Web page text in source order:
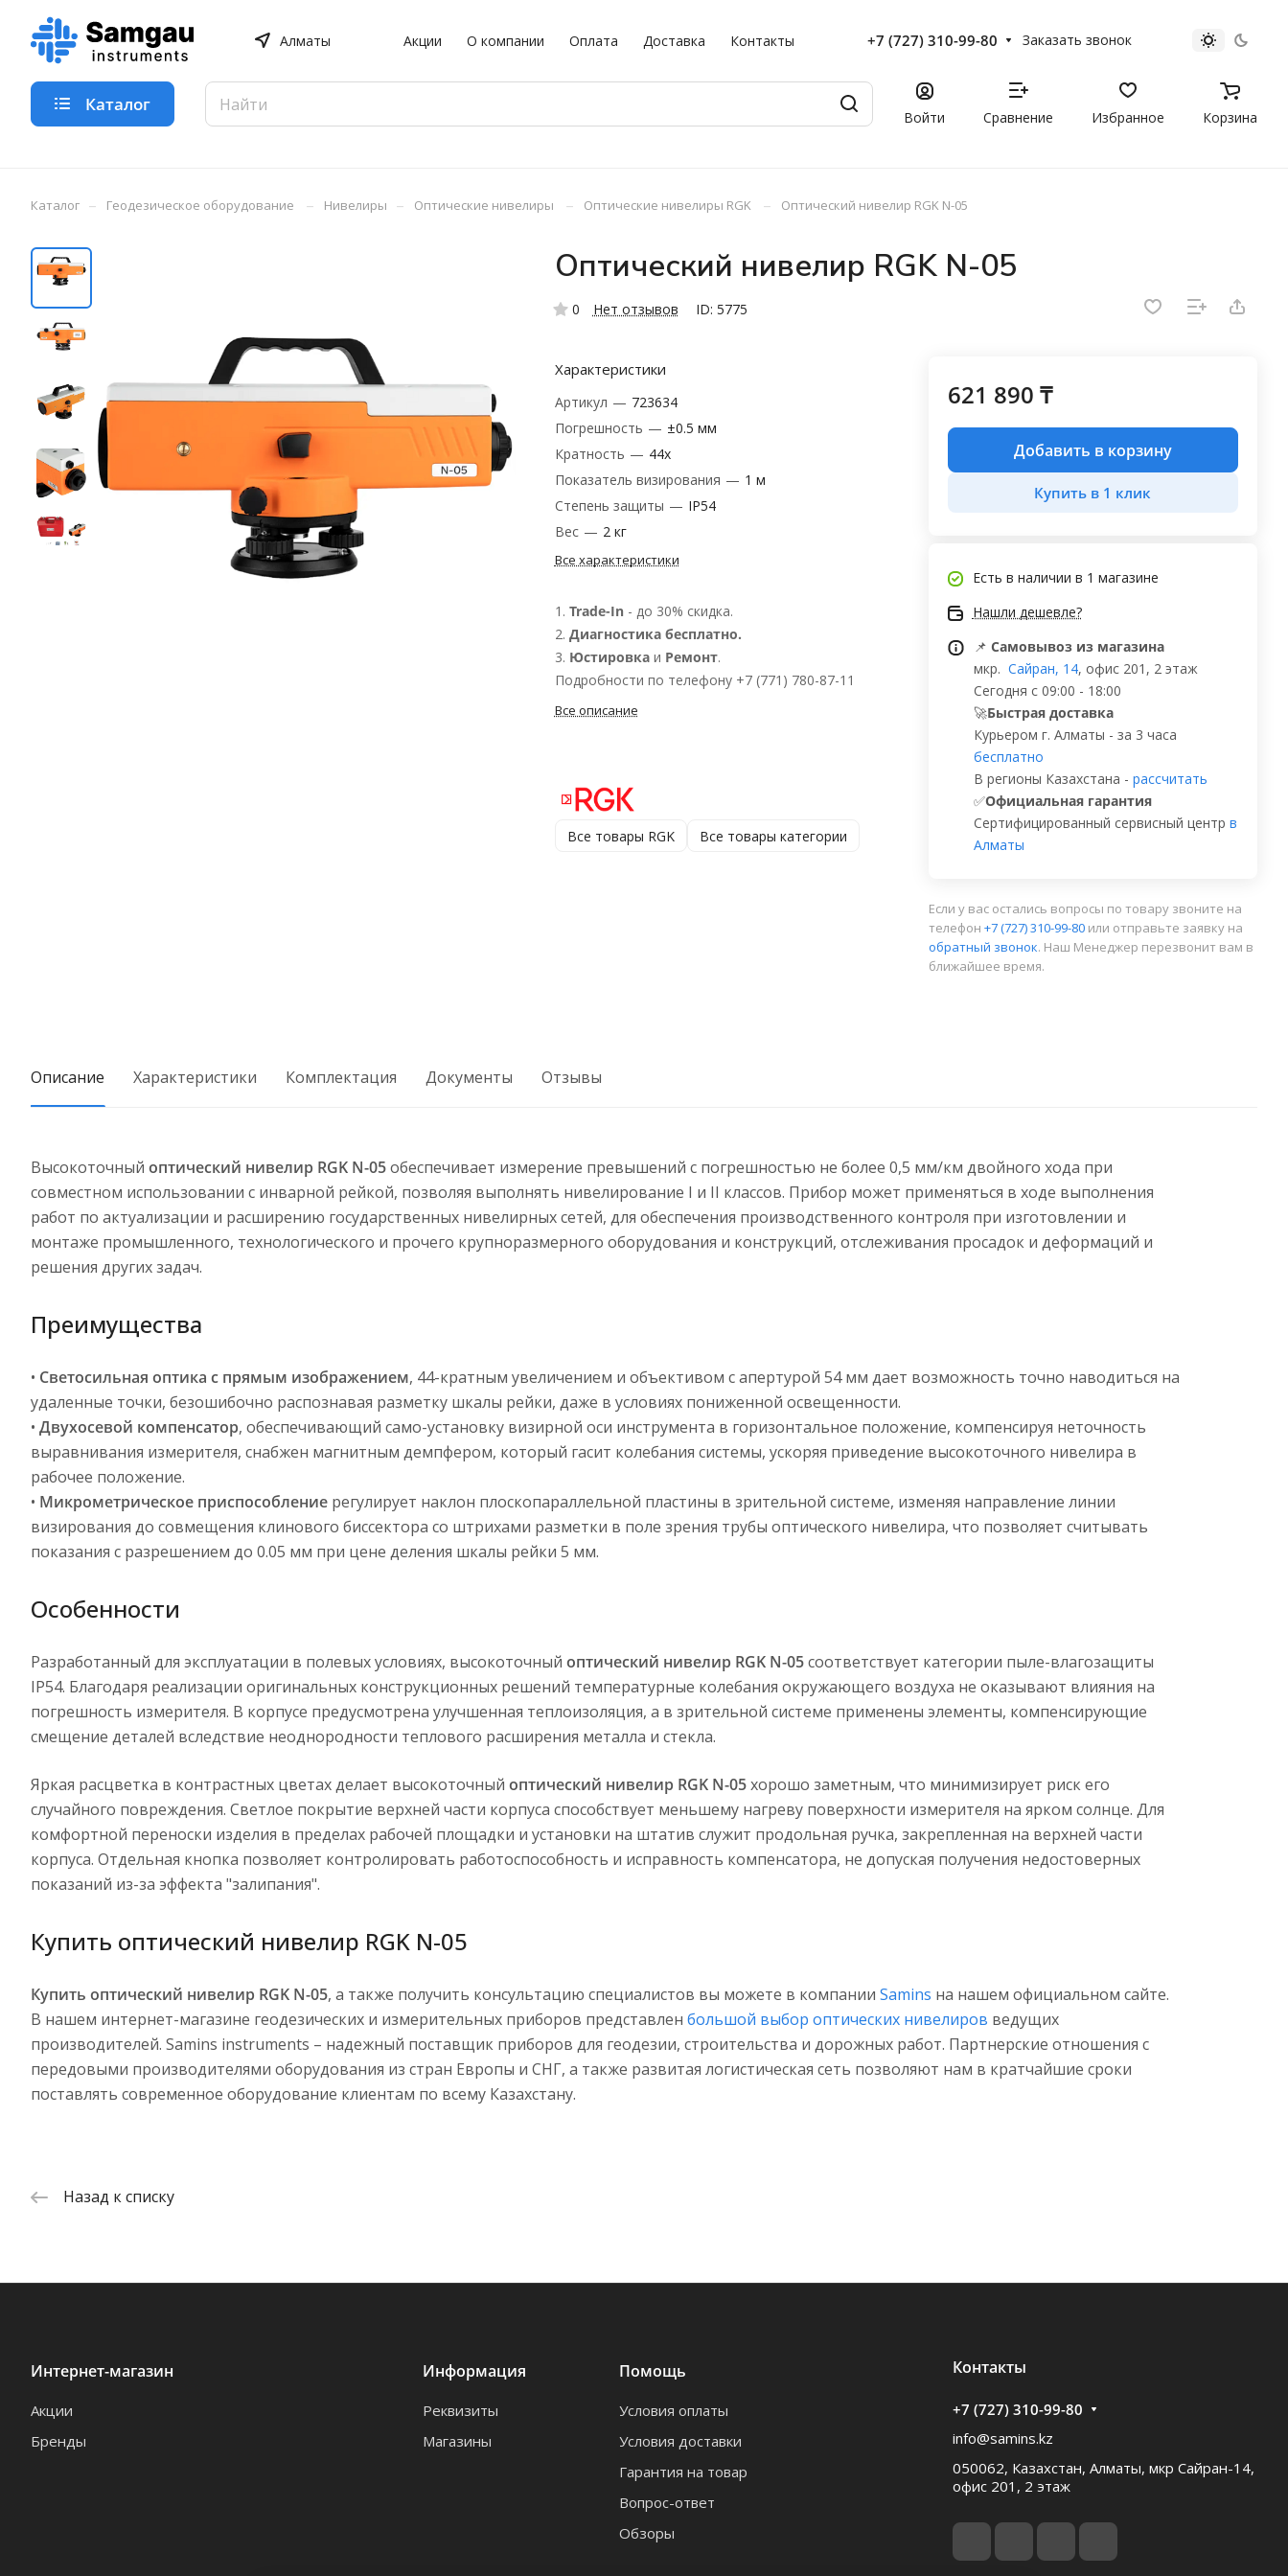
Алматы Акции О компании Оплата Доставка Контакты +7 (727) 310-99-80 Заказать звонок
Каталог
Войти Сравнение Избранное Корзина
Каталог – Геодезическое оборудование – Нивелиры – Оптические нивелиры – Оптические нивелиры RGK – Оптический нивелир RGK N-05
Оптический нивелир RGK N-05
0 Нет отзывов ID: 5775
Характеристики
Артикул — 723634
Погрешность — ±0.5 мм
Кратность — 44x
Показатель визирования — 1 м
Степень защиты — IP54
Вес — 2 кг
Все характеристики
1. Trade-In- до 30% скидка.
2. Диагностика бесплатно.
3. Юстировкаи Ремонт.
Подробности по телефону +7 (771) 780-87-11
Все описание
Все товары RGK Все товары категории
621 890 ₸
Добавить в корзину
Купить в 1 клик
Есть в наличии в 1 магазине
Нашли дешевле?
📌 Самовывоз из магазина
мкр. Сайран, 14, офис 201, 2 этаж
Сегодня с 09:00 - 18:00
🚀Быстрая доставка
Курьером г. Алматы - за 3 часа
бесплатно
В регионы Казахстана - рассчитать
✅Официальная гарантия
Сертифицированный сервисный центр в
Алматы
Если у вас остались вопросы по товару звоните на
телефон +7 (727) 310-99-80или отправьте заявку на
обратный звонок. Наш Менеджер перезвонит вам в
ближайшее время.
Описание Характеристики Комплектация Документы Отзывы
Высокоточный оптический нивелир RGK N-05обеспечивает измерение превышений с погрешностью не более 0,5 мм/км двойного хода при
совместном использовании с инварной рейкой, позволяя выполнять нивелирование I и II классов. Прибор может применяться в ходе выполнения
работ по актуализации и расширению государственных нивелирных сетей, для обеспечения производственного контроля при изготовлении и
монтаже промышленного, технологического и прочего крупноразмерного оборудования и конструкций, отслеживания просадок и деформаций и
решения других задач.
Преимущества
• Светосильная оптика с прямым изображением, 44-кратным увеличением и объективом с апертурой 54 мм дает возможность точно наводиться на
удаленные точки, безошибочно распознавая разметку шкалы рейки, даже в условиях пониженной освещенности.
• Двухосевой компенсатор, обеспечивающий само-установку визирной оси инструмента в горизонтальное положение, компенсируя неточность
выравнивания измерителя, снабжен магнитным демпфером, который гасит колебания системы, ускоряя приведение высокоточного нивелира в
рабочее положение.
• Микрометрическое приспособление регулирует наклон плоскопараллельной пластины в зрительной системе, изменяя направление линии
визирования до совмещения клинового биссектора со штрихами разметки в поле зрения трубы оптического нивелира, что позволяет считывать
показания с разрешением до 0.05 мм при цене деления шкалы рейки 5 мм.
Особенности
Разработанный для эксплуатации в полевых условиях, высокоточный оптический нивелир RGK N-05соответствует категории пыле-влагозащиты
IP54. Благодаря реализации оригинальных конструкционных решений температурные колебания окружающего воздуха не оказывают влияния на
погрешность измерителя. В корпусе предусмотрена улучшенная теплоизоляция, а в зрительной системе применены элементы, компенсирующие
смещение деталей вследствие неоднородности теплового расширения металла и стекла.
Яркая расцветка в контрастных цветах делает высокоточный оптический нивелир RGK N-05хорошо заметным, что минимизирует риск его
случайного повреждения. Светлое покрытие верхней части корпуса способствует меньшему нагреву поверхности измерителя на ярком солнце. Для
комфортной переноски изделия в пределах рабочей площадки и установки на штатив служит продольная ручка, закрепленная на верхней части
корпуса. Отдельная кнопка позволяет контролировать работоспособность и исправность компенсатора, не допуская получения недостоверных
показаний из-за эффекта "залипания".
Купить оптический нивелир RGK N-05
Купить оптический нивелир RGK N-05, а также получить консультацию специалистов вы можете в компании Samins на нашем официальном сайте.
В нашем интернет-магазине геодезических и измерительных приборов представлен большой выбор оптических нивелиров ведущих
производителей. Samins instruments – надежный поставщик приборов для геодезии, строительства и дорожных работ. Партнерские отношения с
передовыми производителями оборудования из стран Европы и СНГ, а также развитая логистическая сеть позволяют нам в кратчайшие сроки
поставлять современное оборудование клиентам по всему Казахстану.
Назад к списку
Интернет-магазин
Акции
Бренды
Информация
Реквизиты
Магазины
Помощь
Условия оплаты
Условия доставки
Гарантия на товар
Вопрос-ответ
Обзоры
Контакты
+7 (727) 310-99-80
info@samins.kz
050062, Казахстан, Алматы, мкр Сайран-14,
офис 201, 2 этаж